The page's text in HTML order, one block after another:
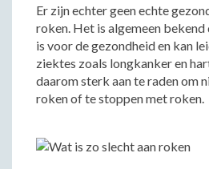
Er zijn echter geen echte
roken. Het is algemeen
is voor de gezondheid en kan
ziektes zoals longkanker en
daarom sterk aan te raden om
roken of te stoppen met roken.